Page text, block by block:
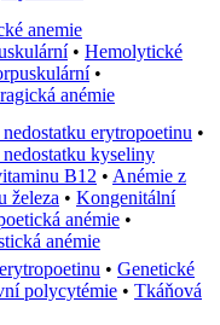
anemie
• Hemolytické
•
anémie
erytropoetinu •
kyseliny
B12 • Anémie z
železa • Kongenitální
anémie •
anémie
• Genetické
polycytémie • Tkáňová